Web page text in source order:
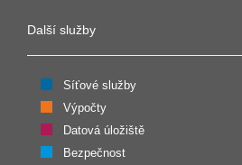
Další služby
Síťové služby
Výpočty
Datová úložiště
Bezpečnost